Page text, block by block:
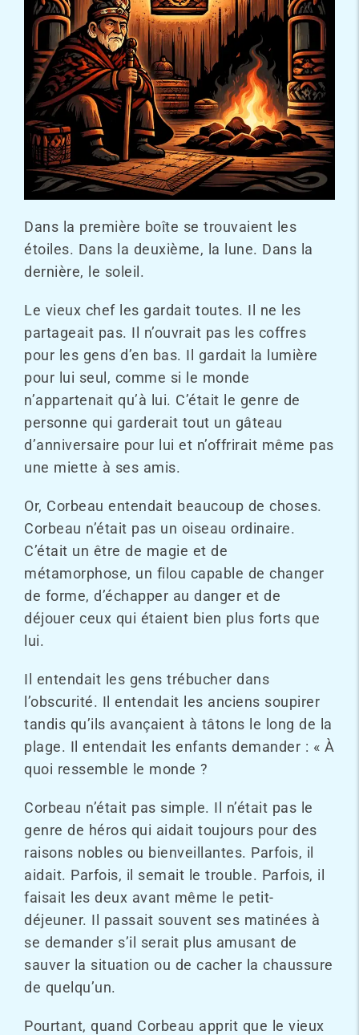
Dans la première boîte se trouvaient les
étoiles. Dans la deuxième, la lune. Dans la
dernière, le soleil.
Le vieux chef les gardait toutes. Il ne les
partageait pas. Il n’ouvrait pas les coffres
pour les gens d’en bas. Il gardait la lumière
pour lui seul, comme si le monde
n’appartenait qu’à lui. C’était le genre de
personne qui garderait tout un gâteau
d’anniversaire pour lui et n’offrirait même pas
une miette à ses amis.
Or, Corbeau entendait beaucoup de choses.
Corbeau n’était pas un oiseau ordinaire.
C’était un être de magie et de
métamorphose, un filou capable de changer
de forme, d’échapper au danger et de
déjouer ceux qui étaient bien plus forts que
lui.
Il entendait les gens trébucher dans
l’obscurité. Il entendait les anciens soupirer
tandis qu’ils avançaient à tâtons le long de la
plage. Il entendait les enfants demander : « À
quoi ressemble le monde ?
Corbeau n’était pas simple. Il n’était pas le
genre de héros qui aidait toujours pour des
raisons nobles ou bienveillantes. Parfois, il
aidait. Parfois, il semait le trouble. Parfois, il
faisait les deux avant même le petit-
déjeuner. Il passait souvent ses matinées à
se demander s’il serait plus amusant de
sauver la situation ou de cacher la chaussure
de quelqu’un.
Pourtant, quand Corbeau apprit que le vieux